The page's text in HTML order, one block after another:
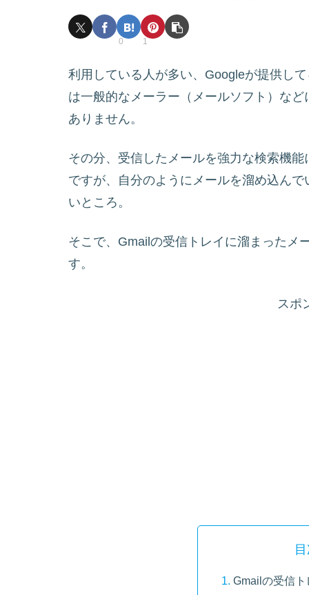
0 1
利用している人が多い、Googleが提供し
は一般的なメーラー（メールソフト）な
ありません。
その分、受信したメールを強力な検索機
ですが、自分のようにメールを溜め込ん
いところ。
そこで、Gmailの受信トレイに溜まったメ
す。
スポ
Gmailの受信